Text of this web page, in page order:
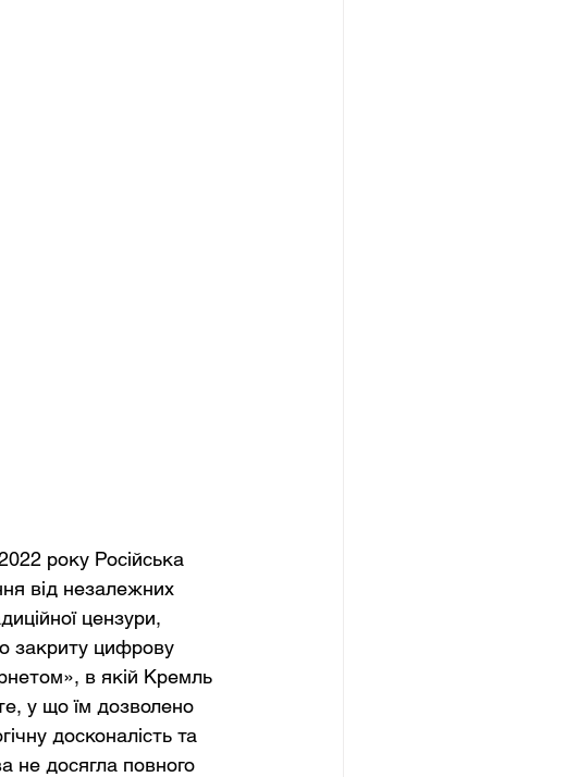
року Російська
від незалежних
цензури,
закриту цифрову
в якій Кремль
у що їм дозволено
досконалість та
не досягла повного